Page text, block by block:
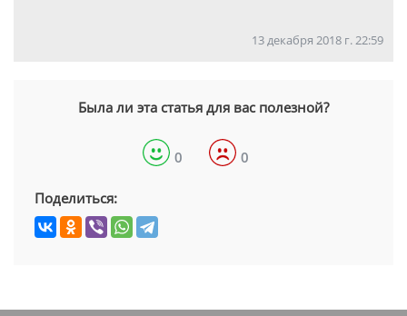
13 декабря 2018 г. 22:59
Была ли эта статья для вас полезной?
0 0
Поделиться: